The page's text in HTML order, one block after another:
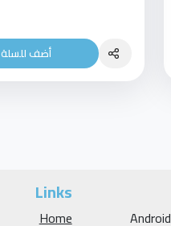
أضف للسلة
حمّل تطبيق Toytime على كلٍ من iOS وAndroid
Links
Home